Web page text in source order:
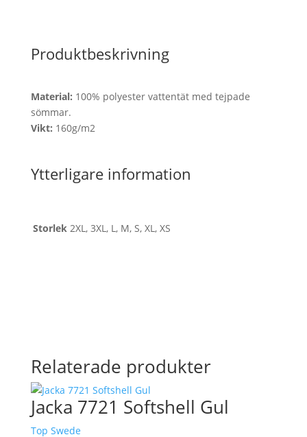
Produktbeskrivning
Material: 100% polyester vattentät med tejpade
sömmar.
Vikt: 160g/m2
Ytterligare information
Storlek 2XL, 3XL, L, M, S, XL, XS
Relaterade produkter
Jacka 7721 Softshell Gul
Top Swede